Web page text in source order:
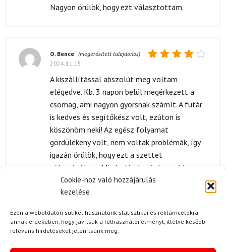
Cookie-hoz való hozzájárulás
kezelése
Ezen a weboldalon sütiket használunk statisztikai és reklámcélokra
annak érdekében, hogy javítsuk a felhasználói élményt, illetve később
releváns hirdetéseket jelenítsünk meg.
Nagyon örülök, hogy ezt választottam.
4 / 5
O. Bence (megerősített tulajdonos)
2024.11.15.
A kiszállítással abszolút meg voltam
elégedve. Kb. 3 napon belül megérkezett a
csomag, ami nagyon gyorsnak számít. A futár
is kedves és segítőkész volt, ezúton is
köszönöm neki! Az egész folyamat
gördülékeny volt, nem voltak problémák, így
igazán örülök, hogy ezt a szettet
választottam. Mindenkinek ajánlom, aki
hasonló terméket keres.
5/ 5
B. Lajos 2024.03.19.